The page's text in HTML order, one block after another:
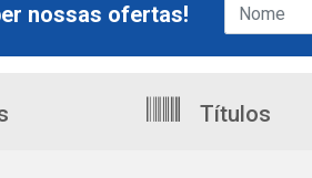
nossas ofertas!
Títulos